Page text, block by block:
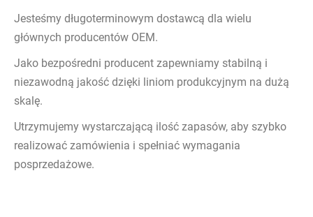
Jesteśmy długoterminowym dostawcą dla wielu
głównych producentów OEM.
Jako bezpośredni producent zapewniamy stabilną i
niezawodną jakość dzięki liniom produkcyjnym na dużą
skalę.
Utrzymujemy wystarczającą ilość zapasów, aby szybko
realizować zamówienia i spełniać wymagania
posprzedażowe.